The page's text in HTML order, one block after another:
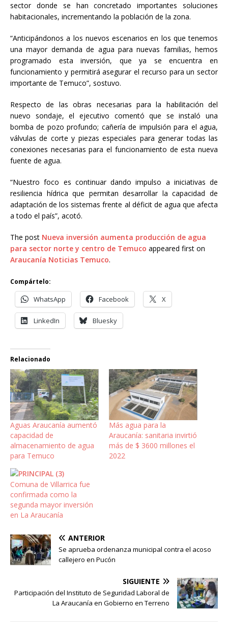
sector donde se han concretado importantes soluciones
habitacionales, incrementando la población de la zona.
“Anticipándonos a los nuevos escenarios en los que tenemos
una mayor demanda de agua para nuevas familias, hemos
programado esta inversión, que ya se encuentra en
funcionamiento y permitirá asegurar el recurso para un sector
importante de Temuco”, sostuvo.
Respecto de las obras necesarias para la habilitación del
nuevo sondaje, el ejecutivo comentó que se instaló una
bomba de pozo profundo; cañería de impulsión para el agua,
válvulas de corte y piezas especiales para generar todas las
conexiones necesarias para el funcionamiento de esta nueva
fuente de agua.
“Nuestro foco es continuar dando impulso a iniciativas de
resiliencia hídrica que permitan desarrollar la capacidad de
adaptación de los sistemas frente al déficit de agua que afecta
a todo el país”, acotó.
The post Nueva inversión aumenta producción de agua
para sector norte y centro de Temuco appeared first on
Araucanía Noticias Temuco.
Compártelo:
WhatsApp Facebook X
LinkedIn Bluesky
Relacionado
Aguas Araucanía aumentó
capacidad de
almacenamiento de agua
para Temuco
Más agua para la
Araucanía: sanitaria invirtió
más de $ 3600 millones el
2022
Comuna de Villarrica fue
confirmada como la
segunda mayor inversión
en La Araucanía
ANTERIOR
Se aprueba ordenanza municipal contra el acoso
callejero en Pucón
SIGUIENTE
Participación del Instituto de Seguridad Laboral de
La Araucanía en Gobierno en Terreno